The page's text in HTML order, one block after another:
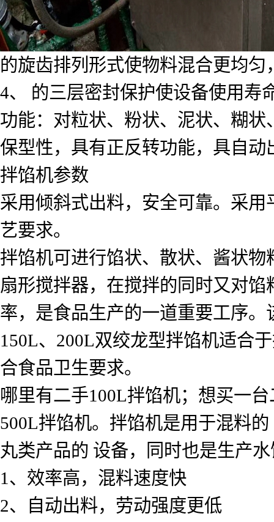
的旋齿排列形式使物料混合更均匀
4、 的三层密封保护使设备使用寿
功能：对粒状、粉状、泥状、糊
保型性，具有正反转功能，具自动
拌馅机参数
采用倾斜式出料，安全可靠。采
艺要求。
拌馅机可进行馅状、散状、酱状
扇形搅拌器，在搅拌的同时又对
率，是食品生产的一道重要工序
150L、200L双绞龙型拌馅机适合
合食品卫生要求。
哪里有二手100L拌馅机；想买一
500L拌馅机。拌馅机是用于混料
丸类产品的 设备，同时也是生产
1、效率高，混料速度快
2、自动出料，劳动强度更低